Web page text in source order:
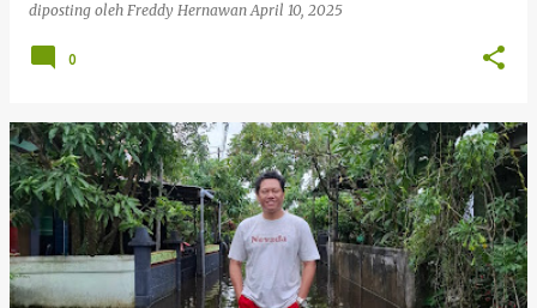
diposting oleh Freddy Hernawan April 10, 2025
0